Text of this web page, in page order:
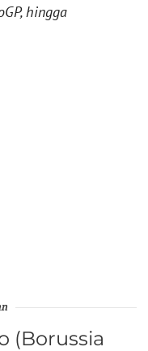
hingga
(Borussia